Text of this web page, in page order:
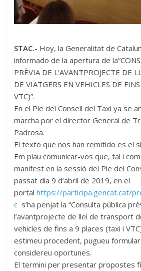
STAC.- Hoy, la Generalitat de
informado de la apertura de
PRÈVIA DE L’AVANTPROJECTE DE
DE VIATGERS EN VEHICLES DE
VTC)”.
En el Ple del Consell del Taxi ya se
marcha por el director General de
Padrosa.
El texto que nos han remitido es el
Em plau comunicar-vos que, tal i
manifest en la sessió del Ple del
passat dia 9 d’abril de 2019, en el
portalhttps://participa.gencat.cat/
c s’ha penjat la “Consulta pública
l’avantprojecte de llei de transport
vehicles de fins a 9 places (taxi i
estimeu procedent, pugueu
considereu oportunes.
El termini per presentar propostes